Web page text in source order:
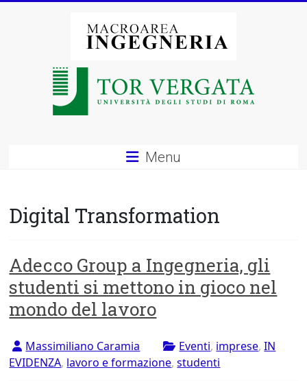
Macroarea
degli
di
Roma
Tor
Vergata
Menu
Digital Transformation
Adecco Group a Ingegneria, gli
studenti si mettono in gioco nel
mondo del lavoro
Massimiliano Caramia Eventi, imprese,IN
EVIDENZA, lavoro e formazione,studenti